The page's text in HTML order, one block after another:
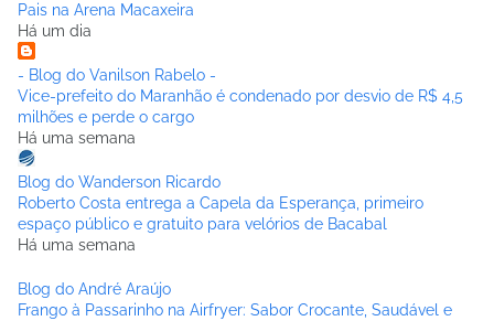
Pais na Arena Macaxeira
Há um dia
- Blog do Vanilson Rabelo -
Vice-prefeito do Maranhão é condenado por desvio de R$ 4,5
milhões e perde o cargo
Há uma semana
Blog do Wanderson Ricardo
Roberto Costa entrega a Capela da Esperança, primeiro
espaço público e gratuito para velórios de Bacabal
Há uma semana
Blog do André Araújo
Frango à Passarinho na Airfryer: Sabor Crocante, Saudável e